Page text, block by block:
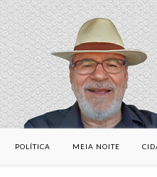
POLÍTICA MEIA NOITE